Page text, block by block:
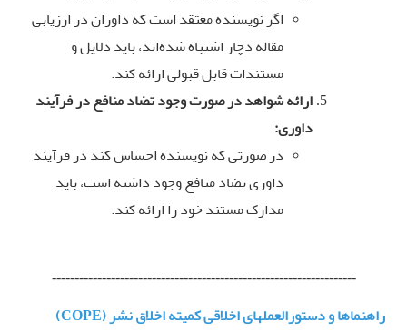
اگر نویسنده معتقد است که داوران در ارزیابی
مقاله دچار اشتباه شده‌اند، باید دلایل و
مستندات قابل قبولی ارائه کند.
ارائه شواهد در صورت وجود تضاد منافع در فرآیند
داوری:
در صورتی که نویسنده احساس کند در فرآیند
داوری تضاد منافع وجود داشته است، باید
مدارک مستند خود را ارائه کند.
-------------------------------------------------------------------
راهنماها و دستورالعمل­های اخلاقی کمیته اخلاق نشر(COPE)